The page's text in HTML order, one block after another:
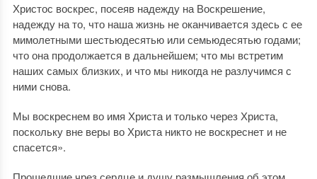
Христос воскрес, посеяв надежду на Воскрешение,
надежду на то, что наша жизнь не оканчивается здесь с ее
мимолетными шестьюдесятью или семьюдесятью годами;
что она продолжается в дальнейшем; что мы встретим
наших самых близких, и что мы никогда не разлучимся с
ними снова.
Мы воскреснем во имя Христа и только через Христа,
поскольку вне веры во Христа никто не воскреснет и не
спасется».